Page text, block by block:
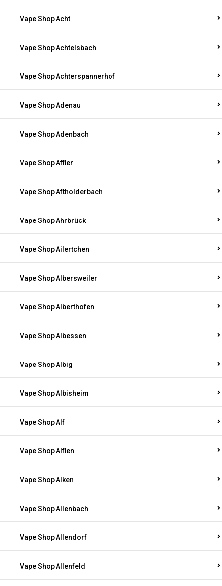
Vape Shop Acht
Vape Shop Achtelsbach
Vape Shop Achterspannerhof
Vape Shop Adenau
Vape Shop Adenbach
Vape Shop Affler
Vape Shop Aftholderbach
Vape Shop Ahrbrück
Vape Shop Ailertchen
Vape Shop Albersweiler
Vape Shop Alberthofen
Vape Shop Albessen
Vape Shop Albig
Vape Shop Albisheim
Vape Shop Alf
Vape Shop Alflen
Vape Shop Alken
Vape Shop Allenbach
Vape Shop Allendorf
Vape Shop Allenfeld